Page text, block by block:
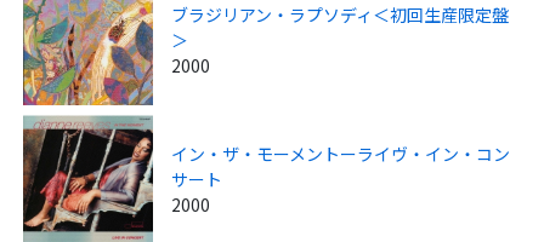
ブラジリアン・ラプソディ＜初回生産限定盤
＞
2000
イン・ザ・モーメントーライヴ・イン・コン
サート
2000